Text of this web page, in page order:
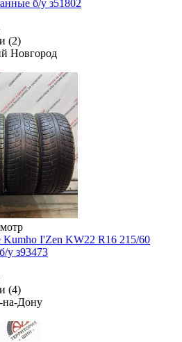
б/у з51802
(2)
Новгород
I'Zen KW22 R16 215/60
у з93473
(4)
на-Дону